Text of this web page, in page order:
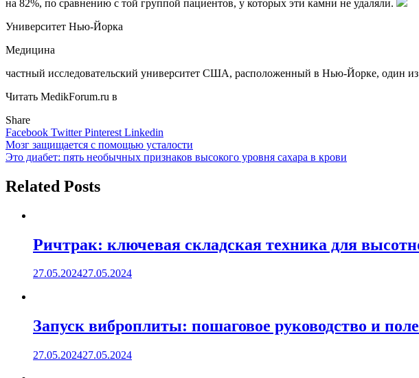
на 82%, по сравнению с той группой пациентов, у которых эти камни не удаляли.
Университет Нью-Йорка
Медицина
частный исследовательский университет США, расположенный в Нью-Йорке, один
Читать MedikForum.ru в
Share
Facebook TwitterPinterest Linkedin
Навигация
по
записям
Мозг защищается с помощью усталости
Это диабет: пять необычных признаков высокого уровня сахара в крови
Related Posts
Ричтрак: ключевая складская техника для
27.05.202427.05.2024
Запуск виброплиты: пошаговое руководство и
27.05.202427.05.2024